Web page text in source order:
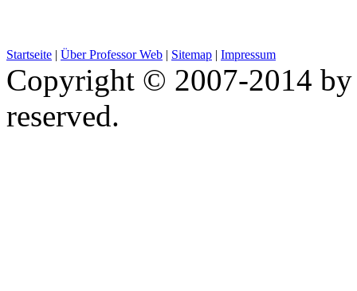
Startseite | Über Professor Web | Sitemap | Impressum
Copyright © 2007-2014
reserved.